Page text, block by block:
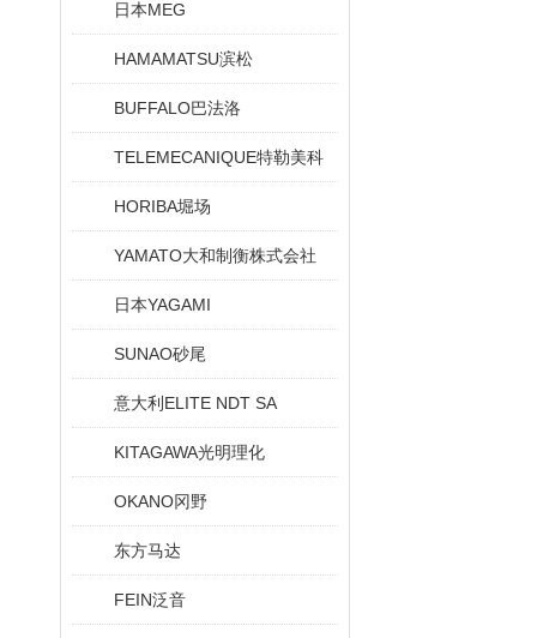
日本MEG
HAMAMATSU滨松
BUFFALO巴法洛
TELEMECANIQUE特勒美科
HORIBA堀场
YAMATO大和制衡株式会社
日本YAGAMI
SUNAO砂尾
意大利ELITE NDT SA
KITAGAWA光明理化
OKANO冈野
东方马达
FEIN泛音